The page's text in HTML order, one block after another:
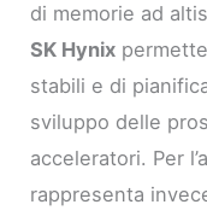
di memorie ad
SK Hynix
stabili e di
sviluppo delle
acceleratori. Per
rappresenta